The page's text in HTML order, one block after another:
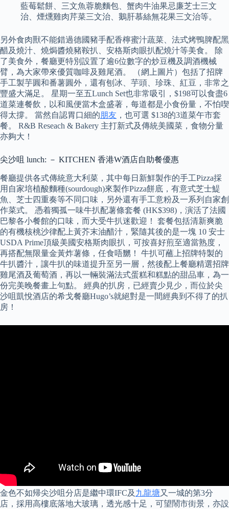
藍莓鬆餅、三文魚蓉脆麵包、蟹肉牛油果忌廉芝士三文
治、煙燻雞肉芹菜三文治、鵝肝慕絲無花果三文治等。
另外食肉獸不能錯過德國豬手配香檸蜜汁蔬菜、法式烤鴨脾配黑
醋及燒汁、燒焗醬燒豬鞍扒、安格斯肉眼扒配燒汁等美食。 除
了美食外，餐廳更特別設置了逾6位數字的炒豆機及調酒機械
臂，為大家帶來優質咖啡及雞尾酒。 （網上圖片）包括了招牌
手工製芋圓和番薯圓外，還有刨冰、芋頭、珍珠、紅豆，非常之
豐盛大滿足。 星期一至五Lunch Set也非常吸引，$198可以食盡6
道菜連餐飲，以和風便當木盒盛著，每道都是小食份量，不怕喫
得太撐。 當然自認胃口細的朋友 ，也可選 $138的3道菜午市套
餐。 R&B Reseach & Bakery 主打新式及傳統美國菜，食物分量
亦夠大！
尖沙咀 lunch: － KITCHEN 香港W酒店自助餐優惠
餐廳提供各式傳統意大利菜，其中每日新鮮製作的手工Pizza採
用自家培植酸麵種(sourdough)來製作Pizza餅底，有意式芝士鯷
魚、芝士四重奏等不同口味，另外還有手工意粉及一系列自家創
作菜式。 憑着獨孤一味牛扒配薯條套餐 (HK$398)，演活了法國
巴黎各小餐館的口味，而大受牛扒迷歡迎！ 套餐包括清新爽脆
的有機核桃沙律配上黃芥末油醋汁，緊隨其後的是一塊 10 安士
USDA Prime頂級美國安格斯肉眼扒，可按喜好煎至適當熟度，
再搭配無限量金黃炸薯條，任食唔嬲！ 牛扒可蘸上招牌特製的
牛扒醬汁，讓牛扒的味道提升至另一層，然後配上餐廳精選招牌
雞尾酒及葡萄酒，再以一輛裝滿法式蛋糕和糕點的甜品車，為一
份完美晚餐畫上句點。 經典的扒房，已經賣少見少，而位於尖
沙咀凱悅酒店的希戈餐廳Hugo’s就絕對是一間經典到不得了的扒
房！
金色不如帰尖沙咀分店是繼中環IFC及 九龍塘又一城的第3分
店，採用高樓底落地大玻璃，透光感十足，可望鬧市街景，亦設